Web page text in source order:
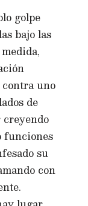
golpe
bajo las
uno
de
funciones
su
con